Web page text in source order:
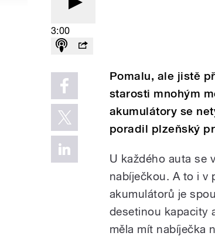
3:00
Pomalu, ale jistě
starosti mnohým
akumulátory se
poradil plzeňský
U každého auta se
nabíječkou. A to i v
akumulátorů je
desetinou kapacity
měla mít nabíječka